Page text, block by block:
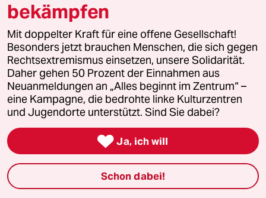
Aboservice
ePaper Login
Downloads für Abonnierende
© 2026 taz Verlags und Vertriebs GmbH
Alle Rechte vorbehalten. Bei rechtlichen Fragen oder für Genehmigungen
wenden Sie sich bitte anlizenzen@taz.de
Feedback Redaktionsstatut Kommune-Richtlinien KI-
bekämpfen
Mit doppelter Kraft für eine offene Gesellschaft!
Besonders jetzt brauchen Menschen, die sich gegen
Rechtsextremismus einsetzen, unsere Solidarität.
Daher gehen 50 Prozent der Einnahmen aus
Neuanmeldungen an „Alles beginnt im Zentrum“ –
eine Kampagne, die bedrohte linke Kulturzentren
und Jugendorte unterstützt. Sind Sie dabei?
 Ja, ich will
Schon dabei!